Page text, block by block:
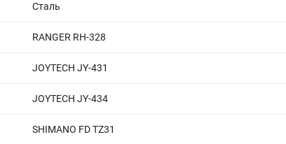
Сталь
RANGER RH-328
JOYTECH JY-431
JOYTECH JY-434
SHIMANO FD TZ31